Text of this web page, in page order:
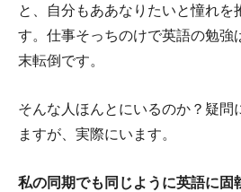
と、自分もああなりたいと憧れを
す。仕事そっちのけで英語の勉強
末転倒です。
そんな人ほんとにいるのか？疑問
ますが、実際にいます。
私の同期でも同じように英語に固